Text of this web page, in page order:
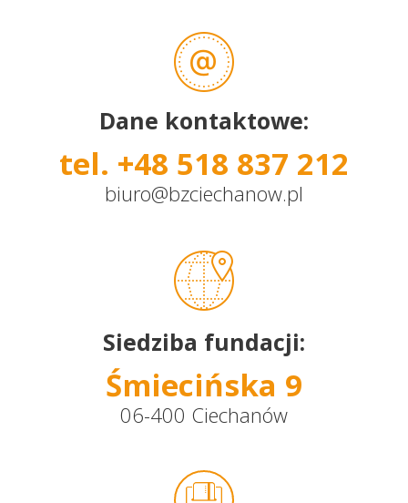
Siedziba fundacji:
Śmiecińska 9
06-400 Ciechanów
Dane kontaktowe:
tel. +48 518 837 212
biuro@bzciechanow.pl